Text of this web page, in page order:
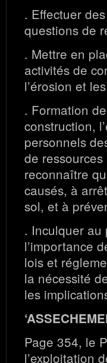
. Effectuer
questions de
. Mettre en
activités de
l’érosion et
. Formation
construction,
personnels
de
reconnaître
causés, à
sol, et à
. Inculquer au
l’importance
lois et
la nécessité
les
Page 354, le
l’exploitation